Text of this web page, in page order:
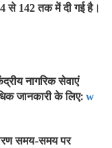
से 142तक में दी गई है।
नागरिक सेवाएं
जानकारी के लिए: w
समय-समय पर